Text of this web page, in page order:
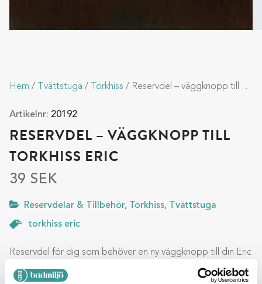
Hem / Tvättstuga / Torkhiss / Reservdel – väggknopp till Torkhiss Eric
Artikelnr: 20192
RESERVDEL – VÄGGKNOPP TILL
TORKHISS ERIC
39 SEK
Reservdelar & Tillbehör, Torkhiss, Tvättstuga
torkhiss eric
Reservdel för dig som behöver en ny väggknopp till din Eric
torkhiss. Får ej dras med skruvdragare. Ta en titt på alla våra